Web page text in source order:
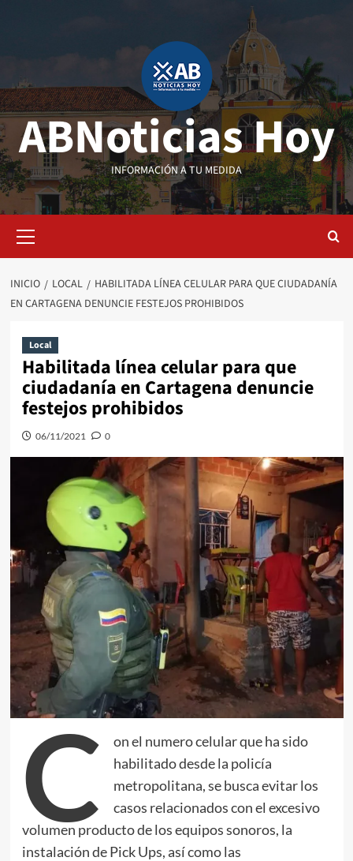
ABNoticias Hoy
INFORMACIÓN A TU MEDIDA
primario
INICIO LOCAL
HABILITADA LÍNEA CELULAR PARA QUE CIUDADANÍA
EN CARTAGENA DENUNCIE FESTEJOS PROHIBIDOS
Local
Habilitada línea celular para que
ciudadanía en Cartagena denuncie
festejos prohibidos
06/11/2021 0
C
on el numero celular que ha sido
habilitado desde la policía
metropolitana, se busca evitar los
casos relacionados con el excesivo
volumen producto de los equipos sonoros, la
instalación de Pick Ups, así como las